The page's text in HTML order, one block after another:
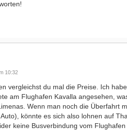
10:32
vergleichst du mal die Preise. Ich
am Flughafen Kavalla angesehen,
Wenn man noch die Überfahrt
könnte es sich also lohnen auf
keine Busverbindung vom Flughafen